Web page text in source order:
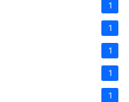
1
1
1
1
1